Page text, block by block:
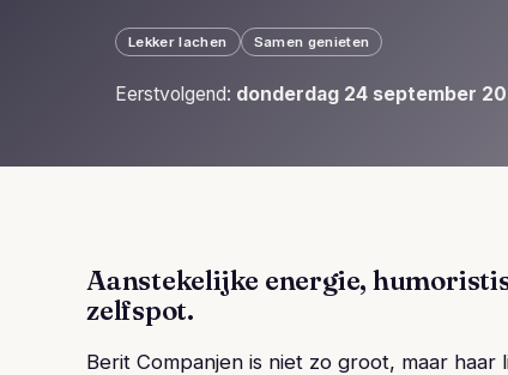
Lekker lachen Samen genieten
Eerstvolgend: donderdag 24 september
Aanstekelijke energie,
zelfspot.
Berit Companjen is niet zo groot, maar